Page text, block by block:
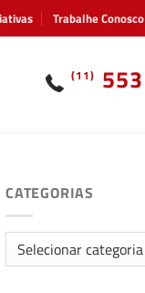
Trabalhe Conosco
(11)
CATEGORIAS
Categorias